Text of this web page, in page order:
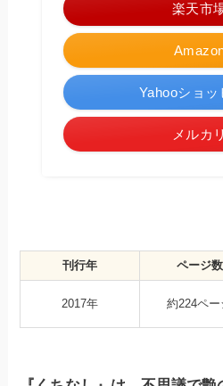
楽天市
Yahooショッ
メルカリ
刊行年 ページ数
2017年 約224ペー